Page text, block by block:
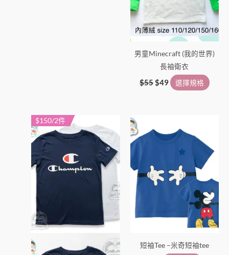
男童Minecraft (我的世界)
長袖衛衣
$55$49 選擇規格
選
項
$150/2件
產
品
多
款
式。
可
產
短袖Tee –米奇短袖tee
品
有
多
種
款
式。
可
產